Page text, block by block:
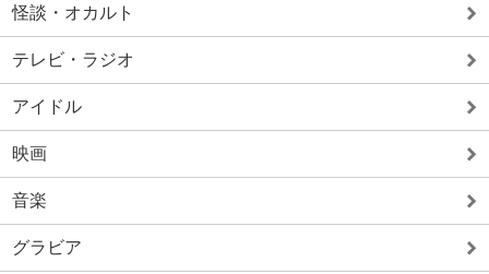
怪談・オカルト
テレビ・ラジオ
アイドル
映画
音楽
グラビア